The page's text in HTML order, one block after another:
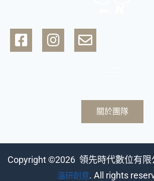
關於團隊
Copyright ©2026 領先時代數位有限
溫研創意. All rights